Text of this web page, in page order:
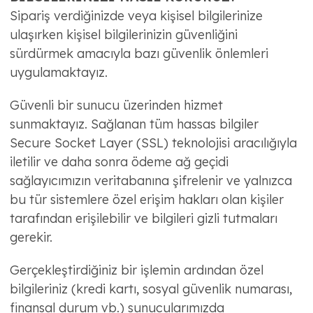
Sipariş verdiğinizde veya kişisel bilgilerinize
ulaşırken kişisel bilgilerinizin güvenliğini
sürdürmek amacıyla bazı güvenlik önlemleri
uygulamaktayız.
Güvenli bir sunucu üzerinden hizmet
sunmaktayız. Sağlanan tüm hassas bilgiler
Secure Socket Layer (SSL) teknolojisi aracılığıyla
iletilir ve daha sonra ödeme ağ geçidi
sağlayıcımızın veritabanına şifrelenir ve yalnızca
bu tür sistemlere özel erişim hakları olan kişiler
tarafından erişilebilir ve bilgileri gizli tutmaları
gerekir.
Gerçekleştirdiğiniz bir işlemin ardından özel
bilgileriniz (kredi kartı, sosyal güvenlik numarası,
finansal durum vb.) sunucularımızda